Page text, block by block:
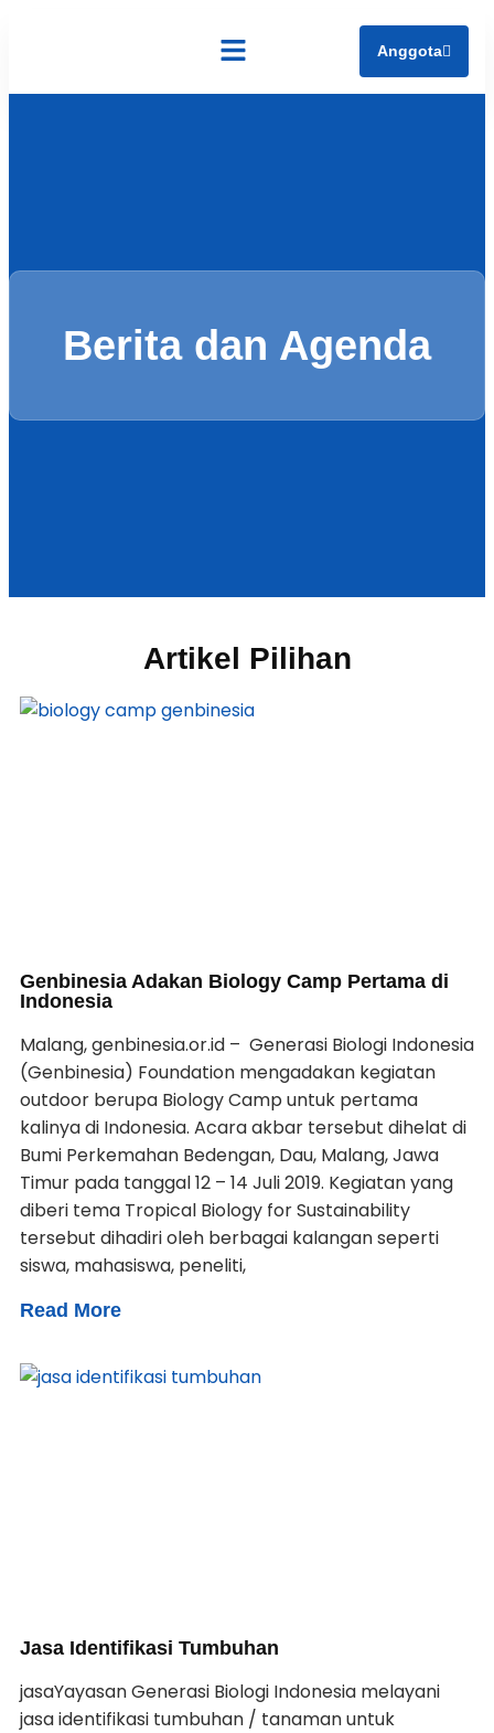
Anggota
Berita dan Agenda
Artikel Pilihan
Genbinesia Adakan Biology Camp Pertama di
Indonesia
Malang, genbinesia.or.id – Generasi Biologi Indonesia
(Genbinesia) Foundation mengadakan kegiatan
outdoor berupa Biology Camp untuk pertama
kalinya di Indonesia. Acara akbar tersebut dihelat di
Bumi Perkemahan Bedengan, Dau, Malang, Jawa
Timur pada tanggal 12 – 14 Juli 2019. Kegiatan yang
diberi tema Tropical Biology for Sustainability
tersebut dihadiri oleh berbagai kalangan seperti
siswa, mahasiswa, peneliti,
Read More
Jasa Identifikasi Tumbuhan
jasaYayasan Generasi Biologi Indonesia melayani
jasa identifikasi tumbuhan / tanaman untuk